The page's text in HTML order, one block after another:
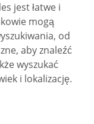
jest łatwe i
mogą
od
aby znaleźć
wyszukać
i lokalizację.